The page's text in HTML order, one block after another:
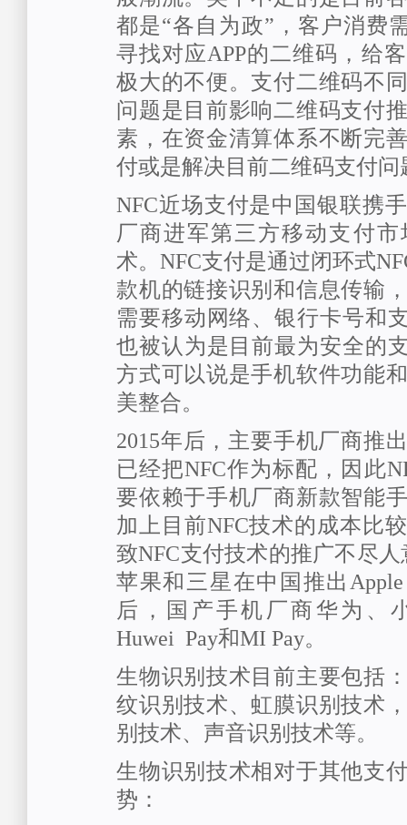
都是“各自为政”，客户消费
寻找对应APP的二维码，给
极大的不便。支付二维码不
问题是目前影响二维码支付
素，在资金清算体系不断完
付或是解决目前二维码支付
NFC近场支付是中国银联携
厂商进军第三方移动支付
术。NFC支付是通过闭环式
款机的链接识别和信息传输
需要移动网络、银行卡号和
也被认为是目前最为安全的
方式可以说是手机软件功能
美整合。
2015年后，主要手机厂商推
已经把NFC作为标配，因此
要依赖于手机厂商新款智能
加上目前NFC技术的成本比
致NFC支付技术的推广不尽人
苹果和三星在中国推出Apple
后，国产手机厂商华为、
Huwei Pay和MI Pay。
生物识别技术目前主要包括
纹识别技术、虹膜识别技术
别技术、声音识别技术等。
生物识别技术相对于其他支
势：